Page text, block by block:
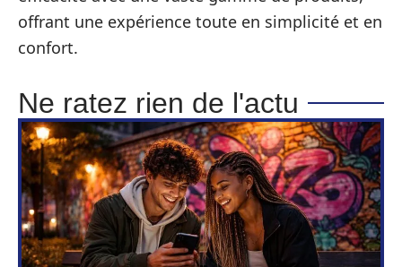
offrant une expérience toute en simplicité et en
confort.
Ne ratez rien de l'actu